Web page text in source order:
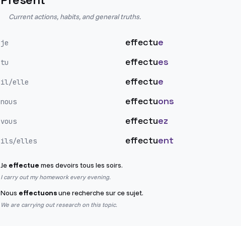
Current actions, habits, and general truths.
je effectue
tu effectues
il/elle effectue
nous effectuons
vous effectuez
ils/elles effectuent
Je effectue mes devoirs tous les soirs.
I carry out my homework every evening.
Nous effectuonsune recherche sur ce sujet.
We are carrying out research on this topic.